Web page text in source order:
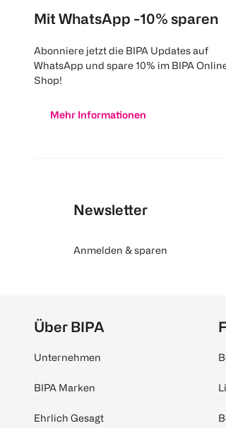
Mit WhatsApp -10% sparen
Abonniere jetzt die BIPA Updates auf
WhatsApp und spare 10% im BIPA
Shop!
Mehr Informationen
Newsletter
Anmelden & sparen
Über BIPA
Unternehmen
BIPA Marken
Ehrlich Gesagt